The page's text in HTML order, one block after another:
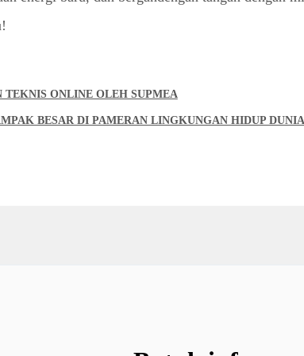
TEKNIS ONLINE OLEH SUPMEA
BESAR DI PAMERAN LINGKUNGAN HIDUP DUNIA